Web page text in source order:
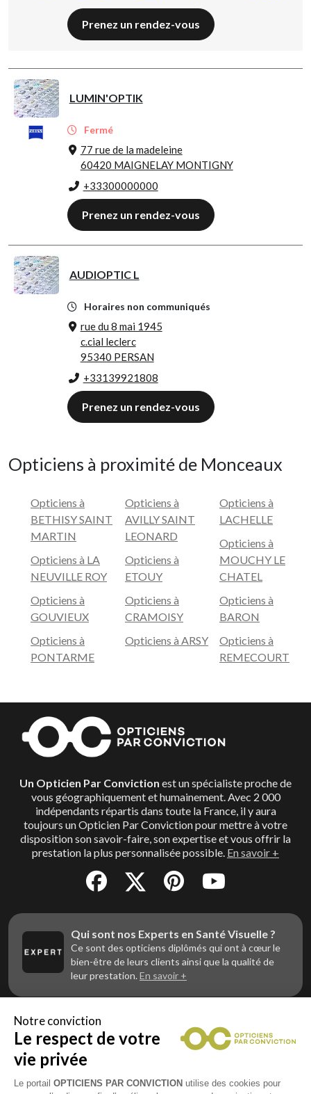
Prenez un rendez-vous
LUMIN'OPTIK
Fermé
77 rue de la madeleine
60420 MAIGNELAY MONTIGNY
+33300000000
Prenez un rendez-vous
AUDIOPTIC L
Horaires non communiqués
rue du 8 mai 1945
c.cial leclerc
95340 PERSAN
+33139921808
Prenez un rendez-vous
Opticiens à proximité de Monceaux
Opticiens à
BETHISY SAINT
MARTIN
Opticiens à LA
NEUVILLE ROY
Opticiens à
GOUVIEUX
Opticiens à
PONTARME
Opticiens à
AVILLY SAINT
LEONARD
Opticiens à
ETOUY
Opticiens à
CRAMOISY
Opticiens à ARSY
Opticiens à
LACHELLE
Opticiens à
MOUCHY LE
CHATEL
Opticiens à
BARON
Opticiens à
REMECOURT
Un Opticien Par Conviction est un spécialiste proche de
vous géographiquement et humainement. Avec 2 000
indépendants répartis dans toute la France, il y aura
toujours un Opticien Par Conviction pour mettre à votre
disposition son savoir-faire, son expertise et vous offrir la
prestation la plus personnalisée possible. En savoir +
Qui sont nos Experts en Santé Visuelle ?
Ce sont des opticiens diplômés qui ont à cœur le
bien-être de leurs clients ainsi que la qualité de
leur prestation. En savoir +
Vous êtes un professionnel de la vue et
vous souhaitez nous rejoindre ?
Contactez Alliance Optic, la centrale d’achats et
d’accompagnement des opticiens indépendants
Notre conviction
Le respect de votre
vie privée
Le portail OPTICIENS PAR CONVICTION utilise des cookies pour